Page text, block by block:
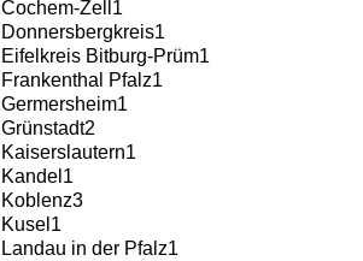
Cochem-Zell 1
Donnersbergkreis1
Eifelkreis Bitburg-Prüm1
Frankenthal Pfalz1
Germersheim1
Grünstadt2
Kaiserslautern1
Kandel 1
Koblenz3
Kusel 1
Landau in der Pfalz1